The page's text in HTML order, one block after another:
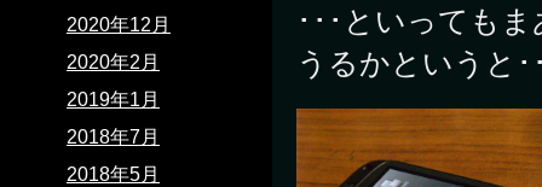
･･･といっても
うるかというと
2020年12月
2020年2月
2019年1月
2018年7月
2018年5月